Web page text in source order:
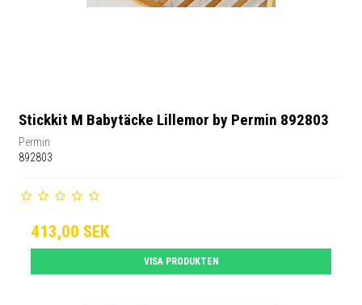
Stickkit M Babytäcke Lillemor by Permin 892803
Permin
892803
413,00 SEK
VISA PRODUKTEN